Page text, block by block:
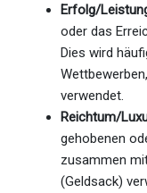
Erfolg/
oder das
Dies wird
verwendet.
Reichtum/
gehobenen
zusammen
(Geldsack)